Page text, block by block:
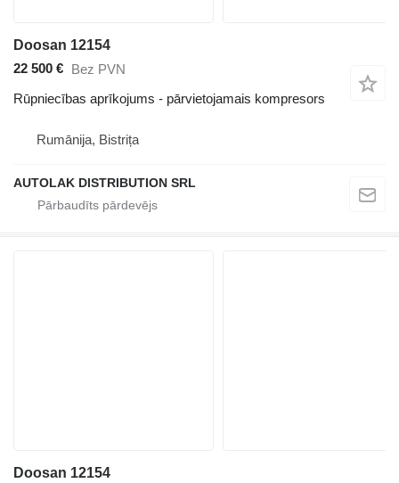
Doosan 12154
22 500 € Bez PVN
Rūpniecības aprīkojums - pārvietojamais kompresors
Rumānija, Bistrița
AUTOLAK DISTRIBUTION SRL
Doosan 12154